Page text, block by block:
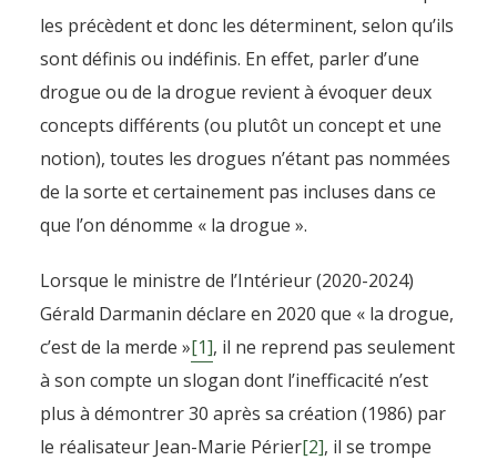
les précèdent et donc les déterminent, selon qu’ils
sont définis ou indéfinis. En effet, parler d’une
drogue ou de la drogue revient à évoquer deux
concepts différents (ou plutôt un concept et une
notion), toutes les drogues n’étant pas nommées
de la sorte et certainement pas incluses dans ce
que l’on dénomme « la drogue ».
Lorsque le ministre de l’Intérieur (2020-2024)
Gérald Darmanin déclare en 2020 que « la drogue,
c’est de la merde »[1], il ne reprend pas seulement
à son compte un slogan dont l’inefficacité n’est
plus à démontrer 30 après sa création (1986) par
le réalisateur Jean-Marie Périer[2], il se trompe